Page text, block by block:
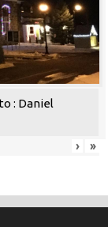
: Daniel
› »